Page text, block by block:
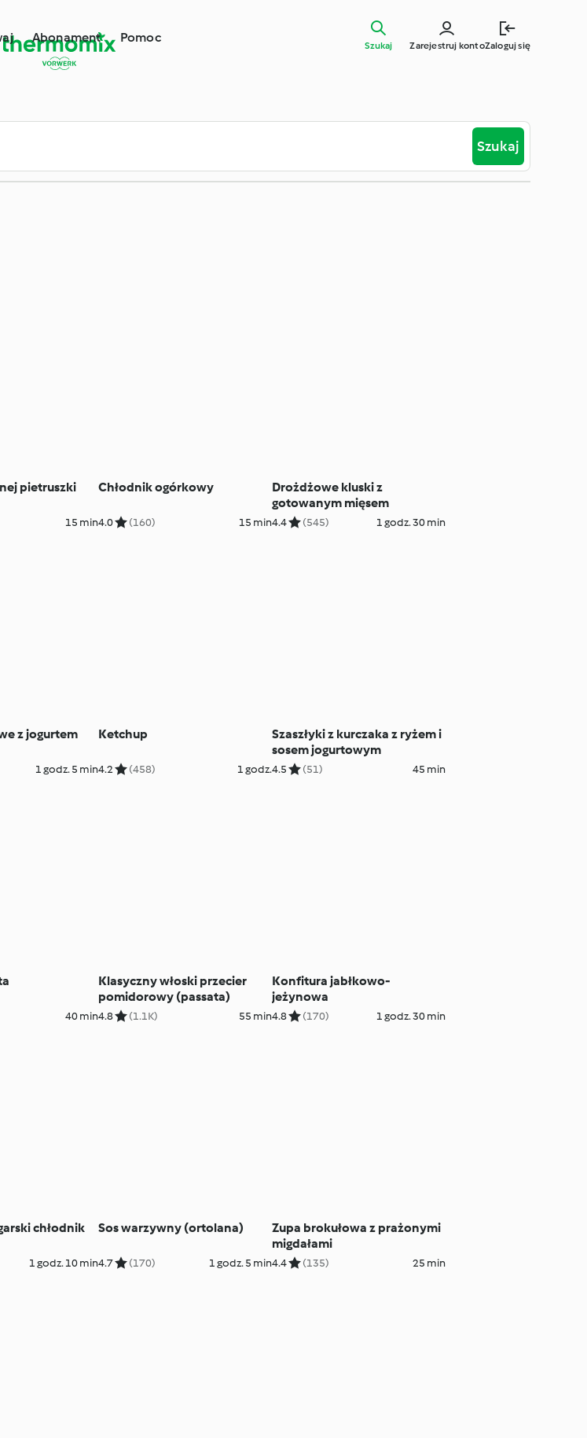
Abonament Pomoc
Zarejestruj kontoZaloguj się
Szukaj
Szukaj
pietruszki
15 min
Chłodnik ogórkowy
4.0 (160) 15 min
Drożdżowe kluski z
gotowanym mięsem
4.4 (545) 1 godz. 30 min
z jogurtem
1 godz. 5 min
Ketchup
4.2 (458) 1 godz.
Szaszłyki z kurczaka z ryżem i
sosem jogurtowym
4.5 (51) 45 min
40 min
Klasyczny włoski przecier
pomidorowy (passata)
4.8 (1.1K) 55 min
Konfitura jabłkowo-
jeżynowa
4.8 (170) 1 godz. 30 min
chłodnik
1 godz. 10 min
Sos warzywny (ortolana)
4.7 (170) 1 godz. 5 min
Zupa brokułowa z prażonymi
migdałami
4.4 (135) 25 min